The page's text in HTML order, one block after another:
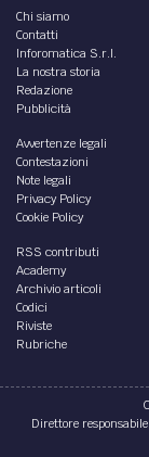
Chi siamo
Contatti
Inforomatica S.r.l.
La nostra storia
Redazione
Pubblicità
Avvertenze legali
Contestazioni
Note legali
Privacy Policy
Cookie Policy
RSS contributi
Academy
Archivio articoli
Codici
Riviste
Rubriche
Direttore